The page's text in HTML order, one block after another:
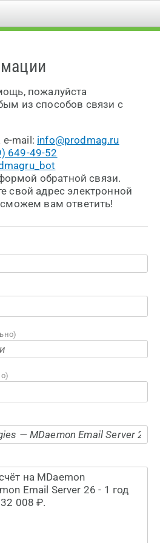
пожалуйста
из способов связи с
mail: info@prodmag.ru
649-49-52
обратной связи.
свой адрес электронной
вам ответить!